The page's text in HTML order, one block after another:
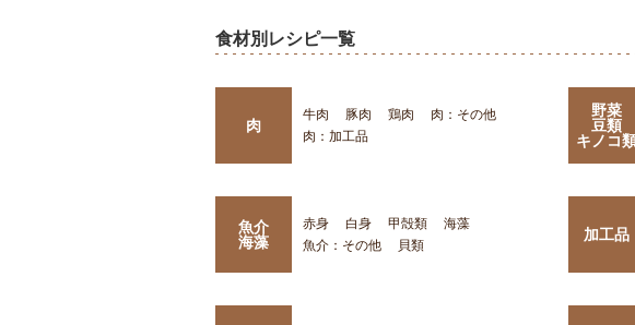
食材別レシピ一覧
肉
牛肉 豚肉 鶏肉
肉：その他
肉：加工品
野菜
豆類
キノコ
魚介
海藻
赤身 白身 甲殻類
海藻
魚介：その他
貝類
加工品